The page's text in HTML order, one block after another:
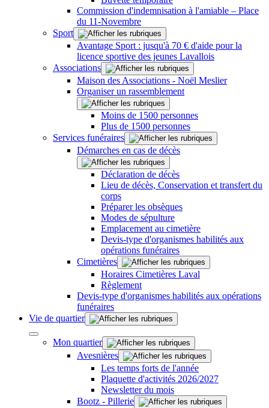
Commission d'indemnisation à l'amiable – Place
du 11-Novembre
Sport
Avantage Sport : jusqu'à 70 € d'aide pour la
licence sportive des jeunes Lavallois
Associations
Maison des Associations - Noël Meslier
Organiser un rassemblement
Moins de 1500 personnes
Plus de 1500 personnes
Services funéraires
Démarches en cas de décès
Déclaration de décès
Lieu de décès, Conservation et transfert du
corps
Préparer les obsèques
Modes de sépulture
Emplacement au cimetière
Devis-type d'organismes habilités aux
opérations funéraires
Cimetières
Horaires Cimetières Laval
Règlement
Devis-type d'organismes habilités aux opérations
funéraires
Vie de quartier
Mon quartier
Avesnières
Les temps forts de l'année
Plaquette d'activités 2026/2027
Newsletter du mois
Bootz - Pillerie